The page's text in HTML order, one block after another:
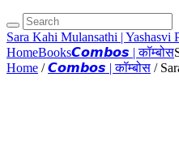
Sara Kahi Mulansathi | Yashasvi
HomeBooks𝘾𝙤𝙢𝙗𝙤𝙨 | कॉम्बोस
Home /𝘾𝙤𝙢𝙗𝙤𝙨 | कॉम्बोस /